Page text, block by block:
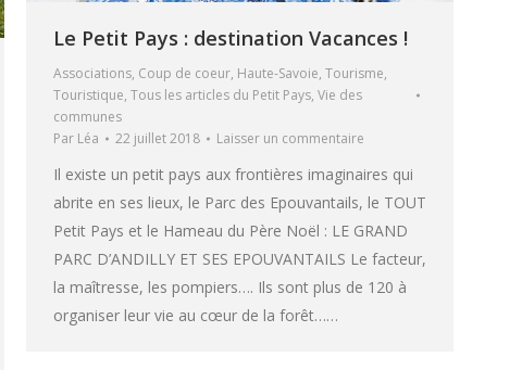
Le Petit Pays : destination Vacances !
Associations, Coup de coeur, Haute-Savoie, Tourisme,
Touristique, Tous les articles du Petit Pays, Vie des
communes
Par Léa 22 juillet 2018 Laisser un commentaire
Il existe un petit pays aux frontières imaginaires qui
abrite en ses lieux, le Parc des Epouvantails, le TOUT
Petit Pays et le Hameau du Père Noël : LE GRAND
PARC D’ANDILLY ET SES EPOUVANTAILS Le facteur,
la maîtresse, les pompiers…. Ils sont plus de 120 à
organiser leur vie au cœur de la forêt……